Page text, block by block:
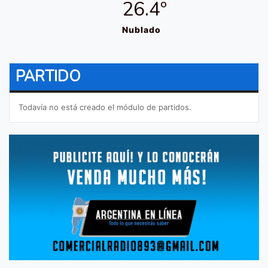
26.4º
Nublado
PARTIDO
Todavía no está creado el módulo de partidos.